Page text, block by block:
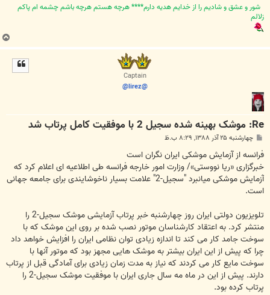
شور و عشق و شاديم را از خدايم هديه دارم**** هرچه هستم هرچه باشم چشمه ام پاکم
زلالم
Captain
@lirez@
Re: موشک بهينه‌ شده سجيل 2 با موفقيت کامل پرتاب شد
س
ت
چهارشنبه ۲۵ آذر ۱۳۸۸, ۸:۲۹ ب.ظ
فرانسه از آزمایش موشکی ایران نگران است
خبرگزاری «ریا نووستی»/ وزارت امور خارجه فرانسه طی اطلاعیه ای اعلام کرد که
آزمایش موشکی میانبرد "سجیل-2" علامت بسیار ناخوشایندی برای جامعه جهانی
است.
تلویزیون دولتی ایران روز چهارشنبه خبر پرتاب آزمایشی موشک سجیل-2 را
منتشر کرد. به اعتقاد کارشناسان موتور نصب شده بر روی این موشک که با
سوخت جامد کار می کند تا اندازه زیادی توان نظامی ایران را افزایش خواهد داد
چرا که پیش از این ایران بیشتر به موشک هایی مجهز بود که موتور آنها با
سوخت مایع کار می کردند که نیاز به مدت زمان زیادی برای آمادگی قبل از پرتاب
دارند. پیش از این در ماه مه سال جاری ایران با موفقیت موشک سجیل-2 را
پرتاب کرده بود.